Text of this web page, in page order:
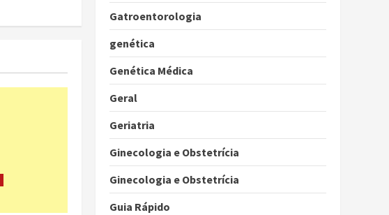
Gatroentorologia
genética
Genética Médica
Geral
Geriatria
Ginecologia e Obstetrícia
Ginecologia e Obstetrícia
Guia Rápido